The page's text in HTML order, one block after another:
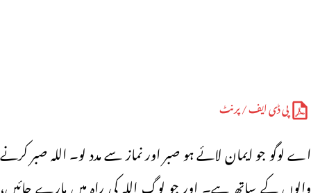
پی ڈی ایف / پرنٹ
اے لوگو جو ایمان لائے ہو صبر اور نماز سے مدد لو۔ اللہ صبر کرنے
والوں کے ساتھ ہے۔ اور جو لوگ اللہ کی راہ میں مارے جائیں،